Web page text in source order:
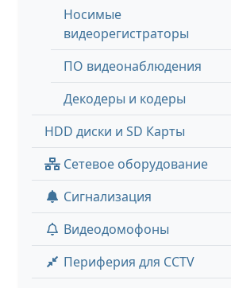
Носимые
видеорегистраторы
ПО видеонаблюдения
Декодеры и кодеры
HDD диски и SD Карты
Сетевое оборудование
Сигнализация
Видеодомофоны
Периферия для CCTV